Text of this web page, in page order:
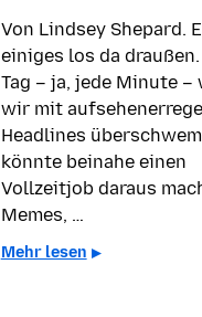
Von Lindsey Shepard.
einiges los da
Tag – ja, jede Minute –
wir mit
Headlines
könnte beinahe einen
Vollzeitjob daraus
Memes, …
Mehr lesen